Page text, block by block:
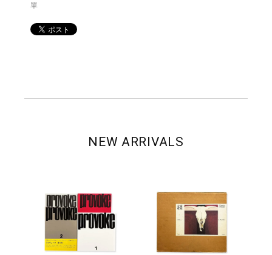
單
NEW ARRIVALS